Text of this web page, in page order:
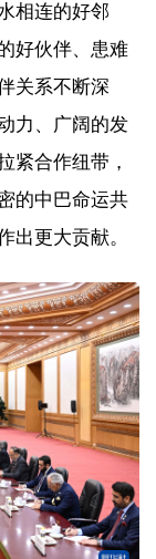
相连的好邻
好伙伴、患难
关系不断深
力、广阔的发
紧合作纽带，
的中巴命运共
出更大贡献。